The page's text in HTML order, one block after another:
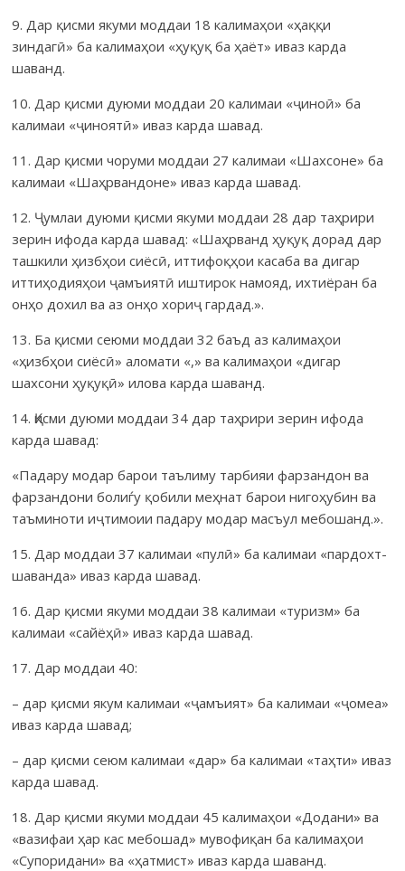
9. Дар қисми якуми моддаи 18 калимаҳои «ҳаққи
зиндагӣ» ба калимаҳои «ҳуқуқ ба ҳаёт» иваз карда
шаванд.
10. Дар қисми дуюми моддаи 20 калимаи «ҷиноӣ» ба
калимаи «ҷиноятӣ» иваз карда шавад.
11. Дар қисми чоруми моддаи 27 калимаи «Шахсоне» ба
калимаи «Шаҳрвандоне» иваз карда шавад.
12. Ҷумлаи дуюми қисми якуми моддаи 28 дар таҳрири
зерин ифода карда шавад: «Шаҳрванд ҳуқуқ дорад дар
ташкили ҳизбҳои сиёсӣ, иттифоқҳои касаба ва дигар
иттиҳодияҳои ҷамъиятӣ иштирок намояд, ихтиёран ба
онҳо дохил ва аз онҳо хориҷ гардад.».
13. Ба қисми сеюми моддаи 32 баъд аз калимаҳои
«ҳизбҳои сиёсӣ» аломати «,» ва калимаҳои «дигар
шахсони ҳуқуқӣ» илова карда шаванд.
14. Қисми дуюми моддаи 34 дар таҳрири зерин ифода
карда шавад:
«Падару модар барои таълиму тарбияи фарзандон ва
фар­зан­дони болиѓу қобили меҳнат барои нигоҳубин ва
таъминоти иҷтимоии падару модар масъул мебошанд.».
15. Дар моддаи 37 калимаи «пулӣ» ба калимаи «пардохт­
шаванда» иваз карда шавад.
16. Дар қисми якуми моддаи 38 калимаи «туризм» ба
калимаи «сайёҳӣ» иваз карда шавад.
17. Дар моддаи 40:
– дар қисми якум калимаи «ҷамъият» ба калимаи «ҷомеа»
иваз карда шавад;
– дар қисми сеюм калимаи «дар» ба калимаи «таҳти» иваз
карда шавад.
18. Дар қисми якуми моддаи 45 калимаҳои «Додани» ва
«вазифаи ҳар кас мебошад» мувофиқан ба калимаҳои
«Супори­дани» ва «ҳатмист» иваз карда шаванд.